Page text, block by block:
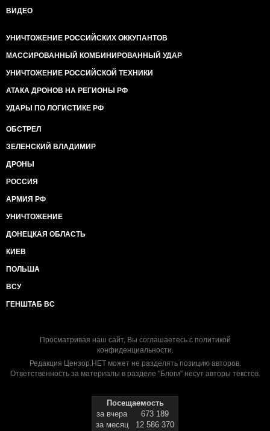
ВИДЕО
УНИЧТОЖЕНИЕ РОССИЙСКИХ ОККУПАНТОВ
МАССИРОВАННЫЙ КОМБИНИРОВАННЫЙ УДАР
УНИЧТОЖЕНИЕ РОССИЙСКОЙ ТЕХНИКИ
АТАКА ДРОНОВ НА РЕГИОНЫ РФ
УДАРЫ ПО ЛОГИСТИКЕ РФ
ОБСТРЕЛ
ЗЕЛЕНСКИЙ ВЛАДИМИР
ДРОНЫ
РОССИЯ
АРМИЯ РФ
УНИЧТОЖЕНИЕ
ДОНЕЦКАЯ ОБЛАСТЬ
КИЕВ
ПОЛЬША
ВСУ
ГЕНШТАБ ВС
Просматривая наш сайт, Вы соглашаетесь с политикой
конфиденциальности.
Редакция Цензор.НЕТ может не разделять позицию авторов.
Ответственность за материалы в разделе "Блоги" несут авторы текстов.
Посещаемость
за вчера
673 189
за месяц
12 586 370